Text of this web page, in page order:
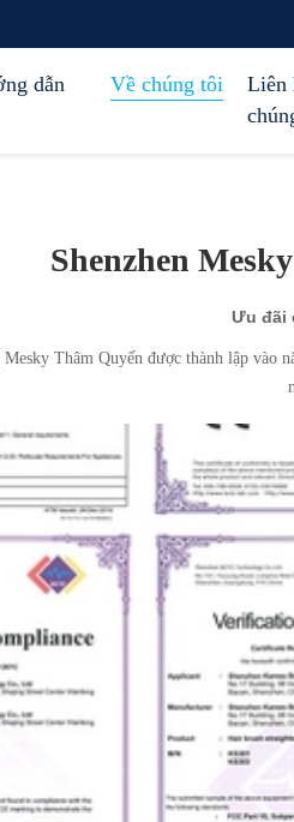
dẫn
Về chúng tôi
Liên
Shenzhen
Ưu đãi
Thâm Quyến được thành lập vào